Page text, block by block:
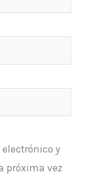
y
próxima vez